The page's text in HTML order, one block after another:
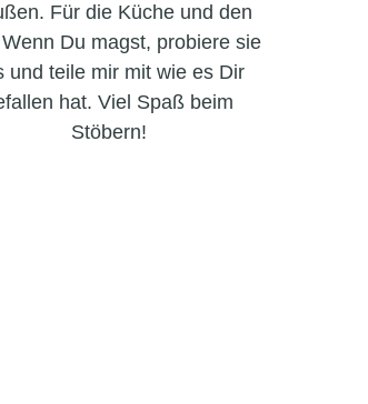
Für die Küche und den
Du magst, probiere sie
und teile mir mit wie es Dir
hat. Viel Spaß beim
Stöbern!